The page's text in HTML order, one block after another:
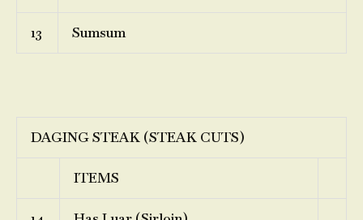
13 Sumsum
DAGING STEAK (STEAK CUTS)
ITEMS